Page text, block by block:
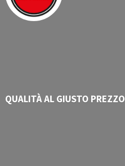
QUALITÀ AL GIUSTO PREZZO